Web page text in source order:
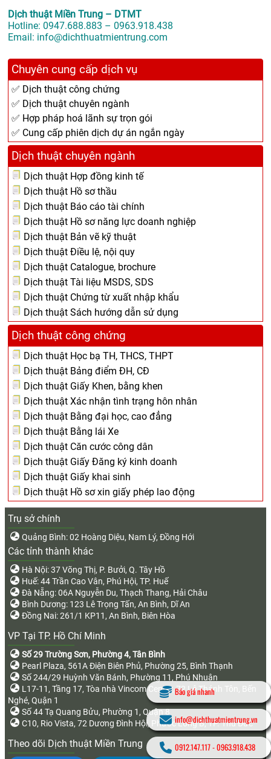
Dịch thuật Miền Trung – DTMT
Hotline: 0947.688.883 – 0963.918.438
Email: info@dichthuatmientrung.com
Chuyên cung cấp dịch vụ
✅ Dịch thuật công chứng
✅ Dịch thuật chuyên ngành
✅ Hợp pháp hoá lãnh sự trọn gói
✅ Cung cấp phiên dịch dự án ngắn ngày
Dịch thuật chuyên ngành
Dịch thuật Hợp đồng kinh tế
Dịch thuật Hồ sơ thầu
Dịch thuật Báo cáo tài chính
Dịch thuật Hồ sơ năng lực doanh nghiệp
Dịch thuật Bản vẽ kỹ thuật
Dịch thuật Điều lệ, nội quy
Dịch thuật Catalogue, brochure
Dịch thuật Tài liệu MSDS, SDS
Dịch thuật Chứng từ xuất nhập khẩu
Dịch thuật Sách hướng dẫn sử dụng
Dịch thuật công chứng
Dịch thuật Học bạ TH, THCS, THPT
Dịch thuật Bảng điểm ĐH, CĐ
Dịch thuật Giấy Khen, bằng khen
Dịch thuật Xác nhận tình trạng hôn nhân
Dịch thuật Bằng đại học, cao đẳng
Dịch thuật Bằng lái Xe
Dịch thuật Căn cước công dân
Dịch thuật Giấy Đăng ký kinh doanh
Dịch thuật Giấy khai sinh
Dịch thuật Hồ sơ xin giấy phép lao động
Trụ sở chính
Quảng Bình: 02 Hoàng Diệu, Nam Lý, Đồng Hới
Các tỉnh thành khác
Hà Nội: 37 Võng Thị, P. Bưởi, Q. Tây Hồ
Huế: 44 Trần Cao Vân, Phú Hội, TP. Huế
Đà Nẵng: 06A Nguyễn Du, Thạch Thang, Hải Châu
Bình Dương: 123 Lê Trọng Tấn, An Bình, Dĩ An
Đồng Nai: 261/1 KP11, An Bình, Biên Hòa
VP Tại TP. Hồ Chí Minh
Số 29 Trường Sơn, Phường 4, Tân Bình
Pearl Plaza, 561A Điện Biên Phủ, Phường 25, Bình Thạnh
Số 244/29 Huỳnh Văn Bánh, Phường 11, Phú Nhuận
L17-11, Tầng 17, Tòa nhà Vincom Center, 72 Lê Thánh Tôn, Bến
Nghé, Quận 1
Số 44 Tạ Quang Bửu, Phường 1, Quận 8
C10, Rio Vista, 72 Dương Đình Hội, Phước Long B, TP. Thủ Đức
Theo dõi Dịch thuật Miền Trung
Báo giá nhanh
info@dichthuatmientrung.vn
0912.147.117-0963.918.438